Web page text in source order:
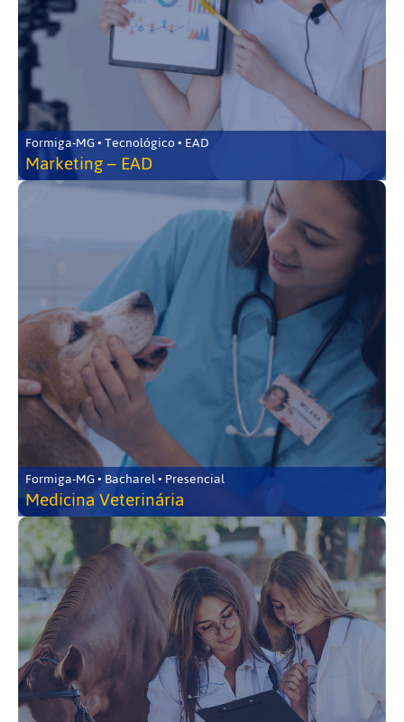
Formiga-MG • Tecnológico • EAD
Marketing – EAD
Formiga-MG • Bacharel • Presencial
Medicina Veterinária